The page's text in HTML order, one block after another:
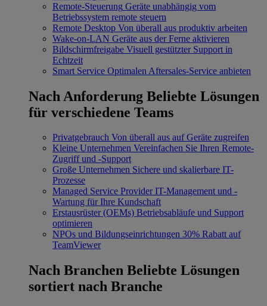
Remote-Steuerung Geräte unabhängig vom
Betriebssystem remote steuern
Remote Desktop Von überall aus produktiv arbeiten
Wake-on-LAN Geräte aus der Ferne aktivieren
Bildschirmfreigabe Visuell gestützter Support in
Echtzeit
Smart Service Optimalen Aftersales-Service anbieten
Nach Anforderung Beliebte Lösungen
für verschiedene Teams
Privatgebrauch Von überall aus auf Geräte zugreifen
Kleine Unternehmen Vereinfachen Sie Ihren Remote-
Zugriff und -Support
Große Unternehmen Sichere und skalierbare IT-
Prozesse
Managed Service Provider IT-Management und -
Wartung für Ihre Kundschaft
Erstausrüster (OEMs) Betriebsabläufe und Support
optimieren
NPOs und Bildungseinrichtungen 30% Rabatt auf
TeamViewer
Nach Branchen Beliebte Lösungen
sortiert nach Branche